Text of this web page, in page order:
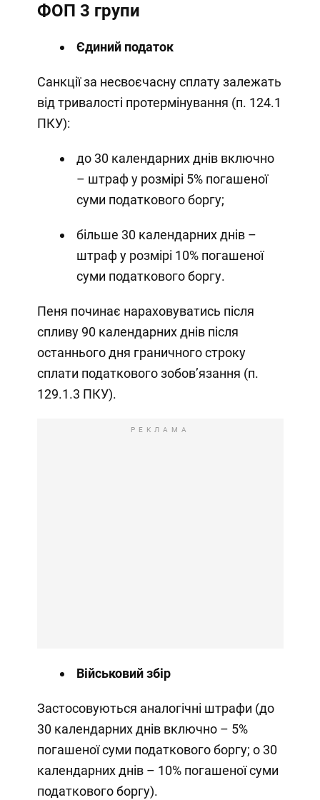
ФОП 3 групи
Єдиний податок
Санкції за несвоєчасну сплату залежать
від тривалості протермінування (п. 124.1
ПКУ):
до 30 календарних днів включно
– штраф у розмірі 5% погашеної
суми податкового боргу;
більше 30 календарних днів –
штраф у розмірі 10% погашеної
суми податкового боргу.
Пеня починає нараховуватись після
спливу 90 календарних днів після
останнього дня граничного строку
сплати податкового зобов’язання (п.
129.1.3 ПКУ).
РЕКЛАМА
Військовий збір
Застосовуються аналогічні штрафи (до
30 календарних днів включно – 5%
погашеної суми податкового боргу; о 30
календарних днів – 10% погашеної суми
податкового боргу).